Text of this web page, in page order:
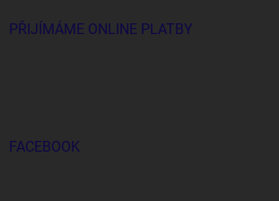
PŘIJÍMÁME ONLINE PLATBY
FACEBOOK